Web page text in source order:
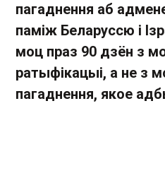
пагаднення аб
паміж Беларуссю і
моц праз 90 дзён з
ратыфікацыі, а не з
пагаднення, якое